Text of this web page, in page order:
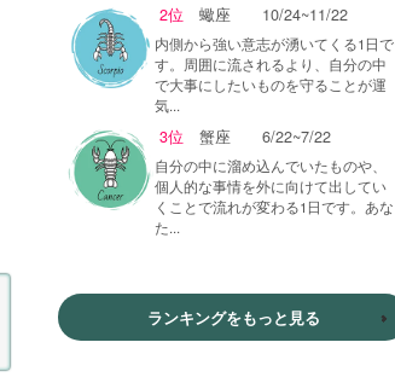
2位 蠍座 10/24~11/22
内側から強い意志が湧いてくる1日で
す。周囲に流されるより、自分の中
で大事にしたいものを守ることが運
気...
3位 蟹座 6/22~7/22
自分の中に溜め込んでいたものや、
個人的な事情を外に向けて出してい
くことで流れが変わる1日です。あな
た...
ランキングをもっと見る